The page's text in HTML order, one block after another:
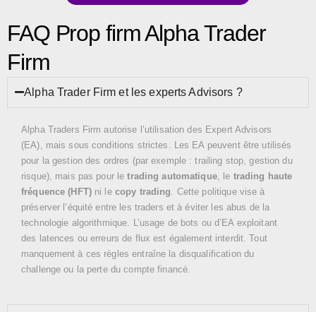
FAQ Prop firm Alpha Trader
Firm
Alpha Trader Firm et les experts Advisors ?
Alpha Traders Firm autorise l’utilisation des Expert Advisors
(EA), mais sous conditions strictes. Les EA peuvent être utilisés
pour la gestion des ordres (par exemple : trailing stop, gestion du
risque), mais pas pour letrading automatique, le trading haute
fréquence (HFT)ni le copy trading . Cette politique vise à
préserver l’équité entre les traders et à éviter les abus de la
technologie algorithmique. L’usage de bots ou d’EA exploitant
des latences ou erreurs de flux est également interdit. Tout
manquement à ces règles entraîne la disqualification du
challenge ou la perte du compte financé.